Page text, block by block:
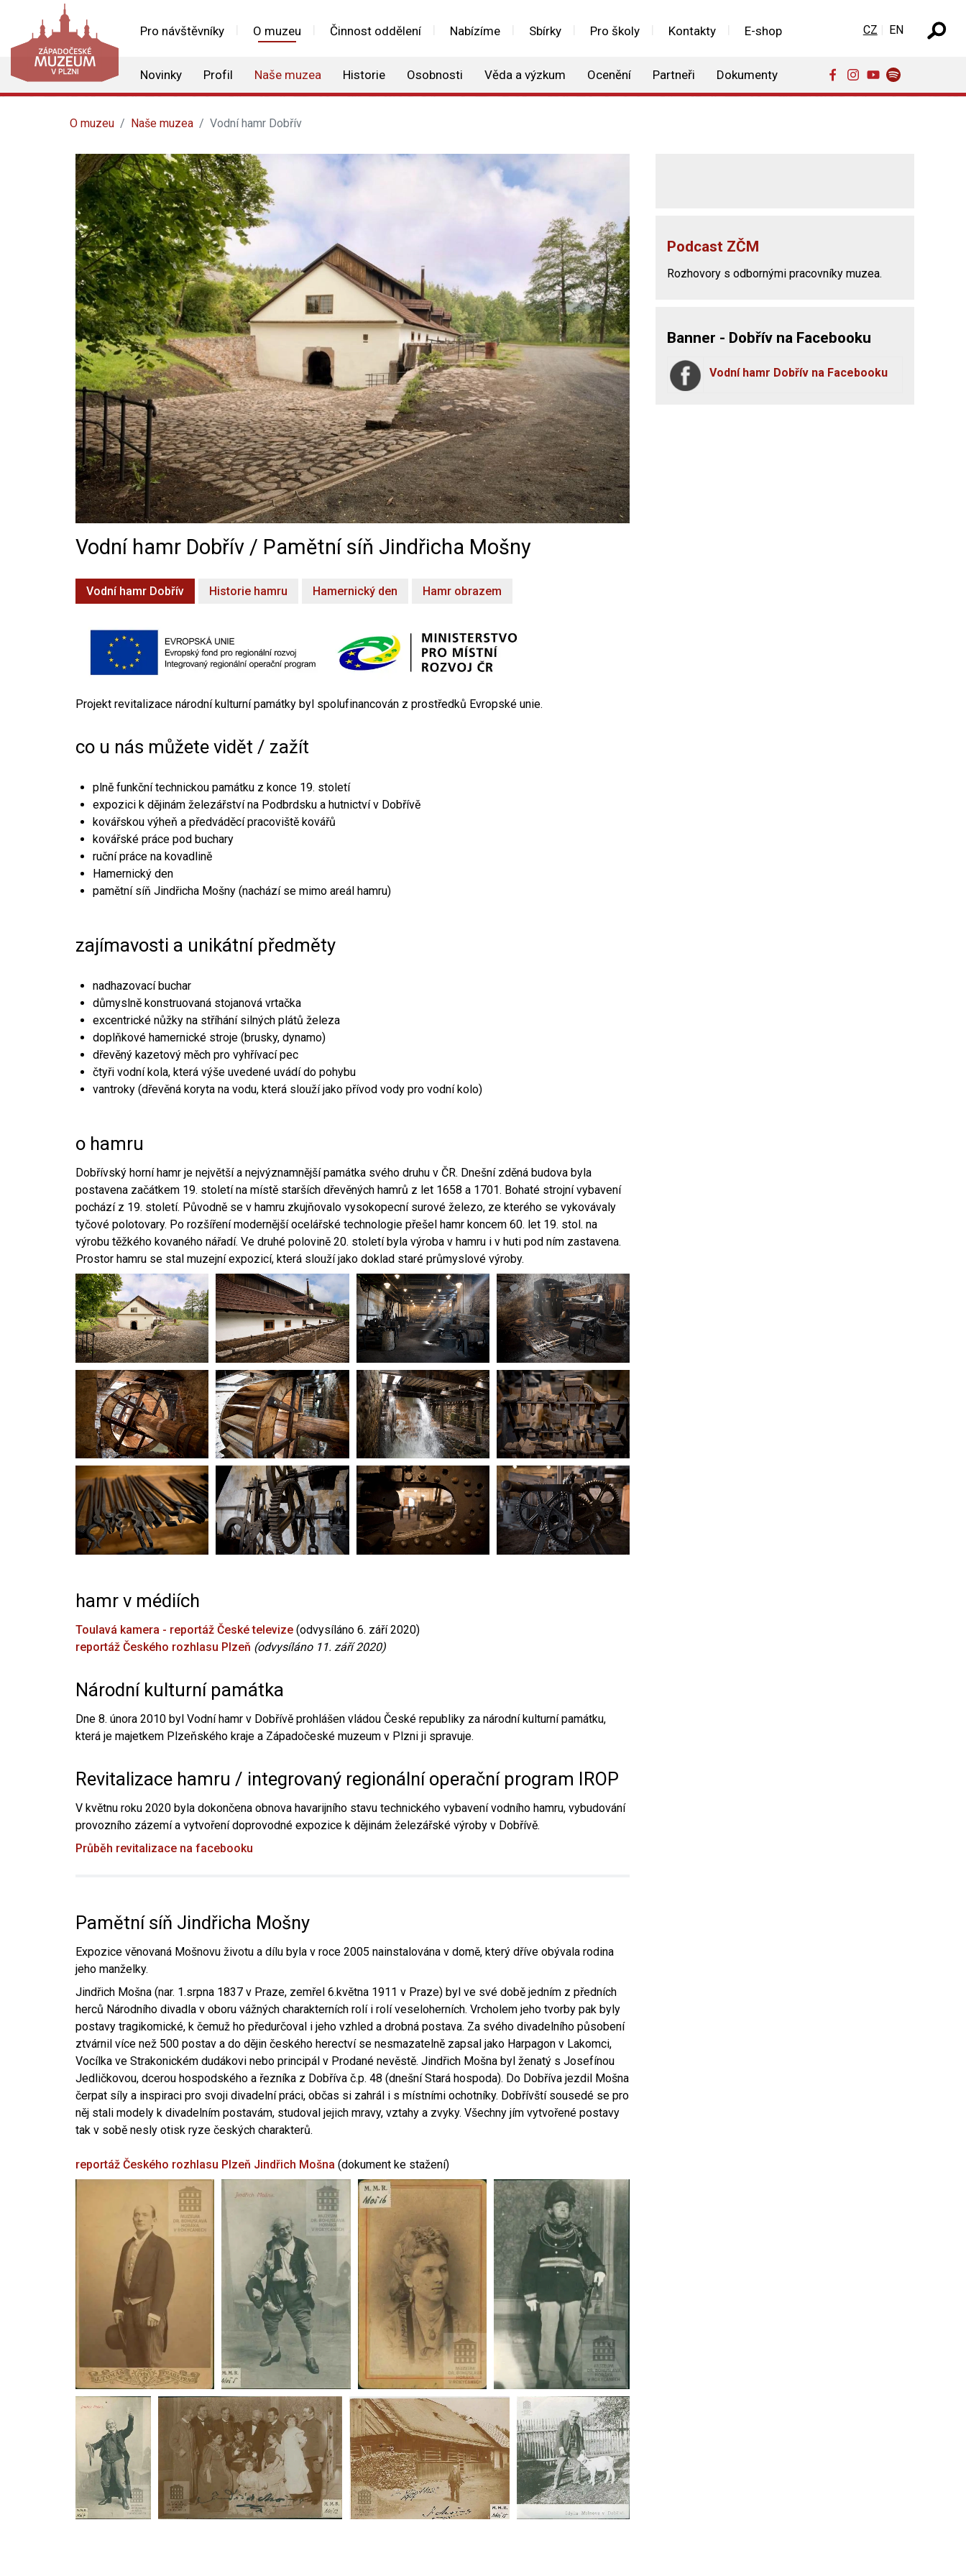
Pro návštěvníky O muzeu Činnost oddělení Nabízíme Sbírky Pro školy Kontakty E-shop
Novinky Profil Naše muzea Historie Osobnosti Věda a výzkum Ocenění Partneři Dokumenty
Zvolte jazyk
CZ EN
O muzeu Naše muzea Vodní hamr Dobřív
Vodní hamr Dobřív / Pamětní síň Jindřicha Mošny
Vodní hamr Dobřív Historie hamru Hamernický den Hamr obrazem
Projekt revitalizace národní kulturní památky byl spolufinancován z prostředků Evropské unie.
co u nás můžete vidět / zažít
plně funkční technickou památku z konce 19. století
expozici k dějinám železářství na Podbrdsku a hutnictví v Dobřívě
kovářskou výheň a předváděcí pracoviště kovářů
kovářské práce pod buchary
ruční práce na kovadlině
Hamernický den
pamětní síň Jindřicha Mošny (nachází se mimo areál hamru)
zajímavosti a unikátní předměty
nadhazovací buchar
důmyslně konstruovaná stojanová vrtačka
excentrické nůžky na stříhání silných plátů železa
doplňkové hamernické stroje (brusky, dynamo)
dřevěný kazetový měch pro vyhřívací pec
čtyři vodní kola, která výše uvedené uvádí do pohybu
vantroky (dřevěná koryta na vodu, která slouží jako přívod vody pro vodní kolo)
o hamru
Dobřívský horní hamr je největší a nejvýznamnější památka svého druhu v ČR. Dnešní zděná budova byla
postavena začátkem 19. století na místě starších dřevěných hamrů z let 1658 a 1701. Bohaté strojní vybavení
pochází z 19. století. Původně se v hamru zkujňovalo vysokopecní surové železo, ze kterého se vykovávaly
tyčové polotovary. Po rozšíření modernější ocelářské technologie přešel hamr koncem 60. let 19. stol. na
výrobu těžkého kovaného nářadí. Ve druhé polovině 20. století byla výroba v hamru i v huti pod ním zastavena.
Prostor hamru se stal muzejní expozicí, která slouží jako doklad staré průmyslové výroby.
hamr v médiích
Toulavá kamera - reportáž České televize (odvysíláno 6. září 2020)
reportáž Českého rozhlasu Plzeň (odvysíláno 11. září 2020)
Národní kulturní památka
Dne 8. února 2010 byl Vodní hamr v Dobřívě prohlášen vládou České republiky za národní kulturní památku,
která je majetkem Plzeňského kraje a Západočeské muzeum v Plzni ji spravuje.
Revitalizace hamru / integrovaný regionální operační program IROP
V květnu roku 2020 byla dokončena obnova havarijního stavu technického vybavení vodního hamru, vybudování
provozního zázemí a vytvoření doprovodné expozice k dějinám železářské výroby v Dobřívě.
Průběh revitalizace na facebooku
Pamětní síň Jindřicha Mošny
Expozice věnovaná Mošnovu životu a dílu byla v roce 2005 nainstalována v domě, který dříve obývala rodina
jeho manželky.
Jindřich Mošna (nar. 1.srpna 1837 v Praze, zemřel 6.května 1911 v Praze) byl ve své době jedním z předních
herců Národního divadla v oboru vážných charakterních rolí i rolí veseloherních. Vrcholem jeho tvorby pak byly
postavy tragikomické, k čemuž ho předurčoval i jeho vzhled a drobná postava. Za svého divadelního působení
ztvárnil více než 500 postav a do dějin českého herectví se nesmazatelně zapsal jako Harpagon v Lakomci,
Vocílka ve Strakonickém dudákovi nebo principál v Prodané nevěstě. Jindřich Mošna byl ženatý s Josefínou
Jedličkovou, dcerou hospodského a řezníka z Dobříva č.p. 48 (dnešní Stará hospoda). Do Dobříva jezdil Mošna
čerpat síly a inspiraci pro svoji divadelní práci, občas si zahrál i s místními ochotníky. Dobřívští sousedé se pro
něj stali modely k divadelním postavám, studoval jejich mravy, vztahy a zvyky. Všechny jím vytvořené postavy
tak v sobě nesly otisk ryze českých charakterů.
reportáž Českého rozhlasu Plzeň Jindřich Mošna (dokument ke stažení)
Podcast ZČM
Rozhovory s odbornými pracovníky muzea.
Banner - Dobřív na Facebooku
Vodní hamr Dobřív na Facebooku